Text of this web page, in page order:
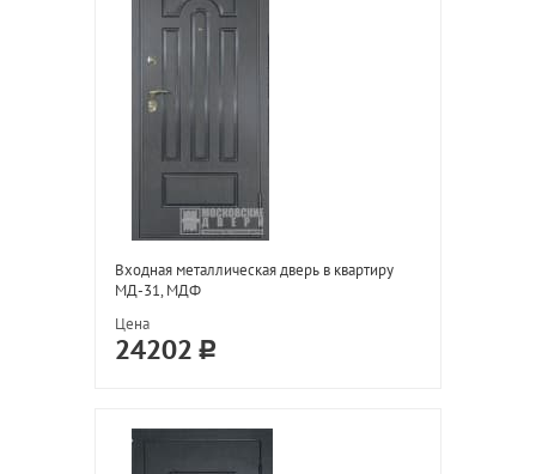
Входная металлическая дверь в квартиру
МД-31, МДФ
Цена
24202